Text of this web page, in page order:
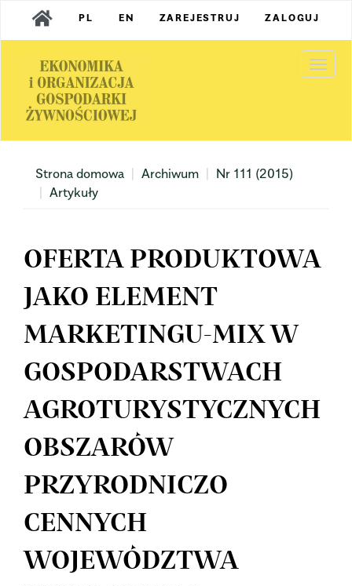
Main
Navigation
Content
Sidebar
PL EN ZAREJESTRUJ ZALOGUJ
Strona domowa Archiwum
Nr 111 (2015)
Artykuły
OFERTA PRODUKTOWA
JAKO ELEMENT
MARKETINGU-MIX W
GOSPODARSTWACH
AGROTURYSTYCZNYCH
OBSZARÓW
PRZYRODNICZO
CENNYCH
WOJEWÓDZTWA